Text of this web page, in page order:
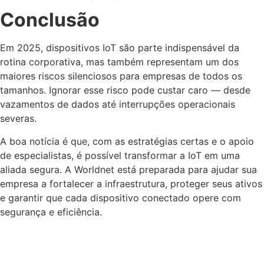
Conclusão
Em 2025, dispositivos IoT são parte indispensável da
rotina corporativa, mas também representam um dos
maiores riscos silenciosos para empresas de todos os
tamanhos. Ignorar esse risco pode custar caro — desde
vazamentos de dados até interrupções operacionais
severas.
A boa notícia é que, com as estratégias certas e o apoio
de especialistas, é possível transformar a IoT em uma
aliada segura. A Worldnet está preparada para ajudar sua
empresa a fortalecer a infraestrutura, proteger seus ativos
e garantir que cada dispositivo conectado opere com
segurança e eficiência.